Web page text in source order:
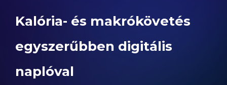
Kalória- és makrókövetés
egyszerűbben digitális
naplóval